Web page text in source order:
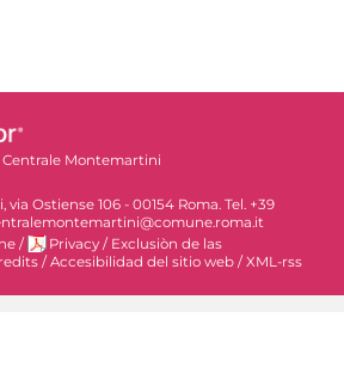
Centrale Montemartini
Ostiense 106 - 00154 Roma. Tel. +39
/ Privacy / Exclusiòn de las
/ Accesibilidad del sitio web / XML-rss